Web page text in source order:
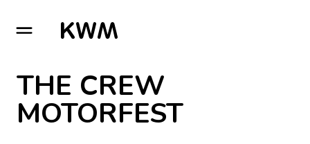
GO TO HOMEPAGE
THE CREW
MOTORFEST